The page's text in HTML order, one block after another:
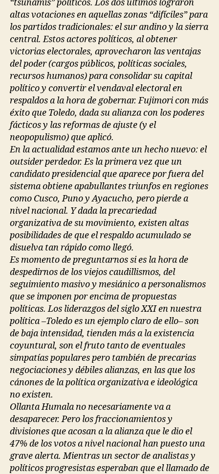
“tsunamis” políticos. Los dos últimos lograron
altas votaciones en aquellas zonas “difíciles” para
los partidos tradicionales: el sur andino y la sierra
central. Estos actores políticos, al obtener
victorias electorales, aprovecharon las ventajas
del poder (cargos públicos, políticas sociales,
recursos humanos) para consolidar su capital
político y convertir el vendaval electoral en
respaldos a la hora de gobernar. Fujimori con más
éxito que Toledo, dada su alianza con los poderes
fácticos y las reformas de ajuste (y el
neopopulismo) que aplicó.
En la actualidad estamos ante un hecho nuevo: el
outsider perdedor. Es la primera vez que un
candidato presidencial que aparece por fuera del
sistema obtiene apabullantes triunfos en regiones
como Cusco, Puno y Ayacucho, pero pierde a
nivel nacional. Y dada la precariedad
organizativa de su movimiento, existen altas
posibilidades de que el respaldo acumulado se
disuelva tan rápido como llegó.
Es momento de preguntarnos si es la hora de
despedirnos de los viejos caudillismos, del
seguimiento masivo y mesiánico a personalismos
que se imponen por encima de propuestas
políticas. Los liderazgos del siglo XXI en nuestra
política –Toledo es un ejemplo claro de ello– son
de baja intensidad, tienden más a la existencia
coyuntural, son el fruto tanto de eventuales
simpatías populares pero también de precarias
negociaciones y débiles alianzas, en las que los
cánones de la política organizativa e ideológica
no existen.
Ollanta Humala no necesariamente va a
desaparecer. Pero los fraccionamientos y
divisiones que acosan a la alianza que le dio el
47% de los votos a nivel nacional han puesto una
grave alerta. Mientras un sector de analistas y
políticos progresistas esperaban que el llamado de